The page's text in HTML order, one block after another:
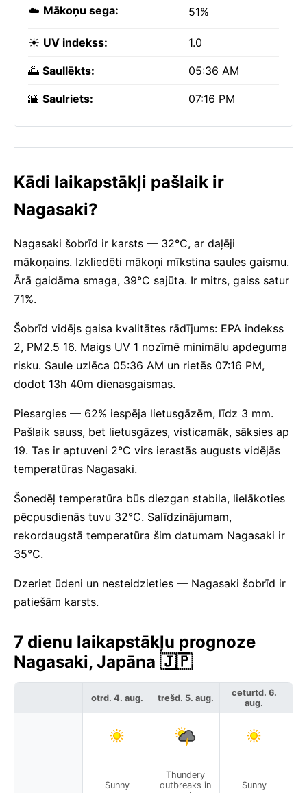
☁️ Mākoņu sega: 51%
☀️ UV indekss: 1.0
🌅 Saullēkts: 05:36 AM
🌇 Saulriets: 07:16 PM
Kādi laikapstākļi pašlaik ir
Nagasaki?
Nagasaki šobrīd ir karsts — 32°C, ar daļēji
mākoņains. Izkliedēti mākoņi mīkstina saules gaismu.
Ārā gaidāma smaga, 39°C sajūta. Ir mitrs, gaiss satur
71%.
Šobrīd vidējs gaisa kvalitātes rādījums: EPA indekss
2, PM2.5 16. Maigs UV 1 nozīmē minimālu apdeguma
risku. Saule uzlēca 05:36 AM un rietēs 07:16 PM,
dodot 13h 40m dienasgaismas.
Piesargies — 62% iespēja lietusgāzēm, līdz 3 mm.
Pašlaik sauss, bet lietusgāzes, visticamāk, sāksies ap
19. Tas ir aptuveni 2°C virs ierastās augusts vidējās
temperatūras Nagasaki.
Šonedēļ temperatūra būs diezgan stabila, lielākoties
pēcpusdienās tuvu 32°C. Salīdzinājumam,
rekordaugstā temperatūra šim datumam Nagasaki ir
35°C.
Dzeriet ūdeni un nesteidzieties — Nagasaki šobrīd ir
patiešām karsts.
7 dienu laikapstākļu prognoze
Nagasaki, Japāna 🇯🇵
otrd. 4. aug.
Sunny
trešd. 5. aug.
Thundery
outbreaks in
ceturtd. 6.
aug.
Sunny